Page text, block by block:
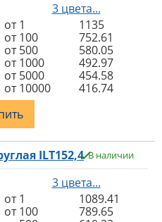
3 цвета...
от 1
1135
от 100
752.61
от 500
580.05
от 1000
492.97
от 5000
454.58
от 10000
416.74
ILT152,4 В наличии
3 цвета...
от 1
1089.41
от 100
789.65